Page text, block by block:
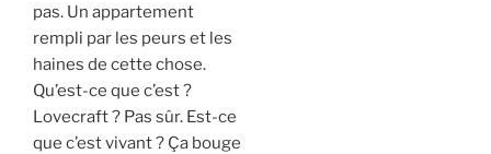
pas. Un appartement
rempli par les peurs et les
haines de cette chose.
Qu’est-ce que c’est ?
Lovecraft ? Pas sûr. Est-ce
que c’est vivant ? Ça bouge